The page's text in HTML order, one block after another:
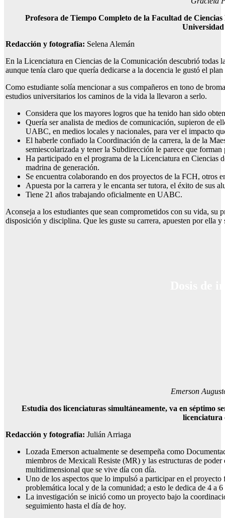
Profesora de Tiempo Completo de la Facultad de
Redacción y fotografía: Selena Alemán
En la Licenciatura en Ciencias de la Comunicación descubrió todas
aunque tenía claro que quería dedicarse a la docencia le gustó el
Como estudiante solía mencionar a sus compañeros en tono de
estudios universitarios los caminos de la vida la llevaron a serlo.
Considera que los mayores logros que ha tenido han sido
Quería ser analista de medios de comunicación, supieron de
UABC, en medios locales y nacionales, para ver el impacto
El haberle confiado la Coordinación de la carrera, la de la
semiescolarizada y tener la Subdirección le parece que
Ha participado en el programa de la Licenciatura en Ciencias
madrina de generación.
Se encuentra colaborando en dos proyectos de la FCH, otros
Apuesta por la carrera y le encanta ser tutora, el éxito de sus
Tiene 21 años trabajando oficialmente en UABC.
Aconseja a los estudiantes que sean comprometidos con su vida, su
disposición y disciplina. Que les guste su carrera, apuesten por ella y
Emerson
Estudia dos licenciaturas simultáneamente, va en séptimo
licenciatura
Redacción y fotografía: Julián Arriaga
Lozada Emerson actualmente se desempeña como
miembros de Mexicali Resiste (MR) y las estructuras de
multidimensional que se vive día con día.
Uno de los aspectos que lo impulsó a participar en el
problemática local y de la comunidad; a esto le dedica de 4 a 6
La investigación se inició como un proyecto bajo la
seguimiento hasta el día de hoy.